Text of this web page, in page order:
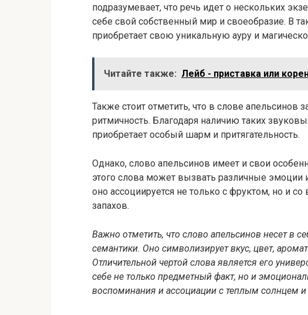
подразумевает, что речь идет о нескольких
себе свой собственный мир и своеобразие. В
приобретает свою уникальную ауру и
Читайте также: Лейб - приставка или
Также стоит отметить, что в слове апельсинов
ритмичность. Благодаря наличию таких
приобретает особый шарм и притягательность.
Однако, слово апельсинов имеет и свои
этого слова может вызвать различные эмоции
оно ассоциируется не только с фруктом, но и
запахов.
Важно отметить, что слово апельсинов несет в
семантики. Оно символизирует вкус, цвет,
Отличительной чертой слова является его
себе не только предметный факт, но и
воспоминания и ассоциации с теплым солнцем